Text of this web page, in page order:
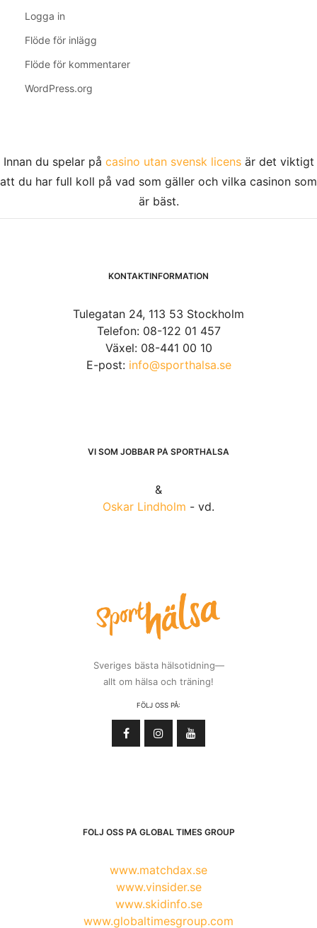
Logga in
Flöde för inlägg
Flöde för kommentarer
WordPress.org
Innan du spelar på casino utan svensk licensär det viktigt
att du har full koll på vad som gäller och vilka casinon som
är bäst.
KONTAKTINFORMATION
Tulegatan 24, 113 53 Stockholm
Telefon: 08-122 01 457
Växel: 08-441 00 10
E-post: info@sporthalsa.se
VI SOM JOBBAR PÅ SPORTHÄLSA
&
Oskar Lindholm - vd.
Sveriges bästa hälsotidning—
allt om hälsa och träning!
FÖLJ OSS PÅ:
FÖLJ OSS PÅ GLOBAL TIMES GROUP
www.matchdax.se
www.vinsider.se
www.skidinfo.se
www.globaltimesgroup.com